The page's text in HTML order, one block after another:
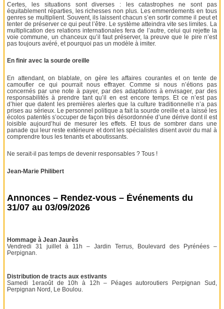
Certes, les situations sont diverses : les catastrophes ne sont pas
équitablement réparties, les richesses non plus. Les emmerdements en tous
genres se multiplient. Souvent, ils laissent chacun s’en sortir comme il peut et
tenter de préserver ce qui peut l’être. Le système atteindra vite ses limites. La
multiplication des relations internationales fera de l’autre, celui qui rejette la
voie commune, un chanceux qu’il faut préserver, la preuve que le pire n’est
pas toujours avéré, et pourquoi pas un modèle à imiter.
En finir avec la sourde oreille
En attendant, on blablate, on gère les affaires courantes et on tente de
camoufler ce qui pourrait nous effrayer. Comme si nous n’étions pas
concernés par une note à payer, par des adaptations à envisager, par des
responsabilités à prendre tant qu’il en est encore temps. Et ce n’est pas
d’hier que datent les premières alertes que la culture traditionnelle n’a pas
prises au sérieux. Le personnel politique a fait la sourde oreille et a laissé les
écolos patentés s’occuper de façon très désordonnée d’une dérive dont il est
loisible aujourd’hui de mesurer les effets. Et tous de sombrer dans une
panade qui leur reste extérieure et dont les spécialistes disent avoir du mal à
comprendre tous les tenants et aboutissants.
Ne serait-il pas temps de devenir responsables ? Tous !
Jean-Marie Philibert
Annonces – Rendez-vous – Événements du
31/07 au 03/09/2026
Hommage à Jean Jaurès
Vendredi 31 juillet à 11h – Jardin Terrus, Boulevard des Pyrénées –
Perpignan.
Distribution de tracts aux estivants
Samedi 1eraoût de 10h à 12h – Péages autoroutiers Perpignan Sud,
Perpignan Nord, Le Boulou.